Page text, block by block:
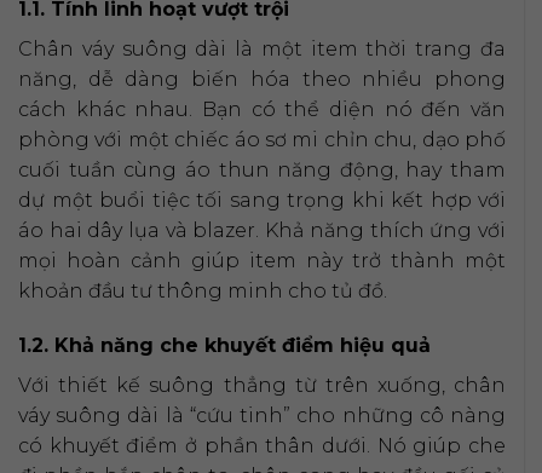
1.1. Tính linh hoạt vượt trội
Chân váy suông dài là một item thời trang đa
năng, dễ dàng biến hóa theo nhiều phong
cách khác nhau. Bạn có thể diện nó đến văn
phòng với một chiếc áo sơ mi chỉn chu, dạo phố
cuối tuần cùng áo thun năng động, hay tham
dự một buổi tiệc tối sang trọng khi kết hợp với
áo hai dây lụa và blazer. Khả năng thích ứng với
mọi hoàn cảnh giúp item này trở thành một
khoản đầu tư thông minh cho tủ đồ.
1.2. Khả năng che khuyết điểm hiệu quả
Với thiết kế suông thẳng từ trên xuống, chân
váy suông dài là “cứu tinh” cho những cô nàng
có khuyết điểm ở phần thân dưới. Nó giúp che